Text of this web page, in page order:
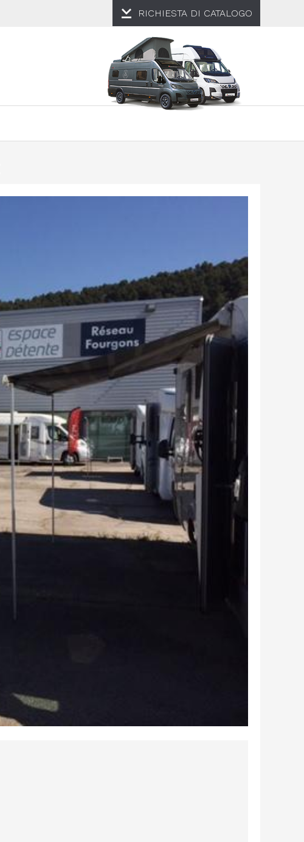
RICHIESTA DI CATALOGO